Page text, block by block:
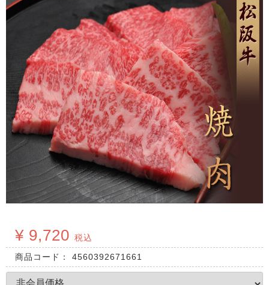
¥ 9,720 税込
商品コード： 4560392671661